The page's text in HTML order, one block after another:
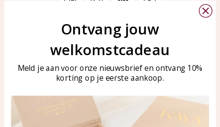
Veelgestelde vragen
Sieraden onderhouden
KAYA Sieraden
Bellen of WhatsApp Ma-Vr
tussen 09:00-17:00
Tel: 0850003187
WhatsApp: 0850003187
klantenservice@kayasierade
Ontvang jouw
welkomstcadeau
Meld je aan voor onze nieuwsbrief en ontvang 10%
korting op je eerste aankoop.